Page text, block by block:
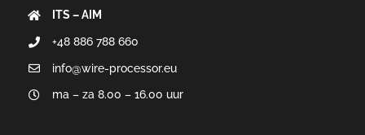
ITS – AIM
+48 886 788 660
info@wire-processor.eu
ma – za 8.00 – 16.00 uur